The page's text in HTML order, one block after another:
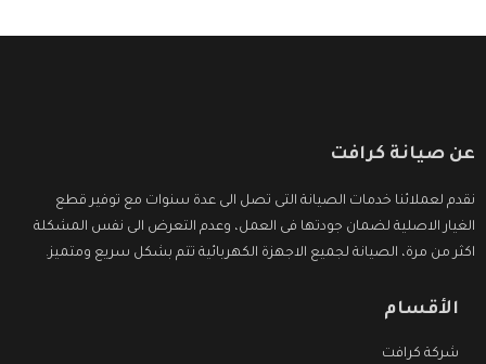
عن صيانة كرافت
نقدم لعملائنا خدمات الصيانة التى تصل الى عدة سنوات مع توفير قطع
الغيار الاصلية لضمان جودتها فى العمل، وعدم التعرض الى نفس المشكلة
اكثر من مرة، الصيانة لجميع الاجهزة الكهربائية تتم بشكل سريع ومتميز.
الأقسام
شركة كرافت